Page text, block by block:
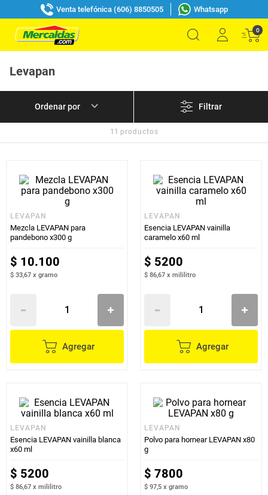
Venta telefónica (606) 8850505 Whatsapp
0
Levapan
Filtrar
11 productos
LEVAPAN
Mezcla LEVAPAN para
pandebono x300 g
$ 10.100
$ 33,67 x gramo
Agregar
LEVAPAN
Esencia LEVAPAN vainilla
caramelo x60 ml
$ 5200
$ 86,67 x mililitro
Agregar
LEVAPAN
Esencia LEVAPAN vainilla blanca
x60 ml
$ 5200
$ 86,67 x mililitro
LEVAPAN
Polvo para hornear LEVAPAN x80
g
$ 7800
$ 97,5 x gramo